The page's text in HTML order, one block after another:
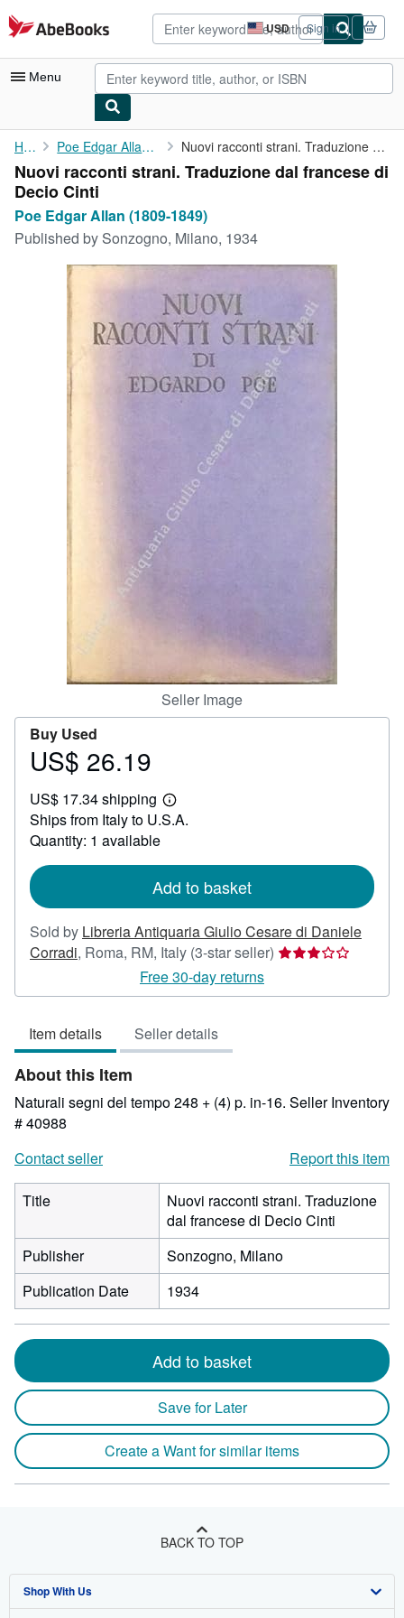
Skip to main content
AbeBooks.com USD
Site
shopping
preferences
Sign in
Menu
My Account
My Purchases
Advanced Search
Browse Collections
Rare Books
Start Selling
CLOSE
Home Poe Edgar Allan (1809-1849) Nuovi racconti strani. Traduzione dal francese di Decio Cinti
Nuovi racconti strani. Traduzione dal francese di
Decio Cinti
Poe Edgar Allan (1809-1849)
Published by Sonzogno, Milano, 1934
Seller Image
Buy Used
Price
26.19
US$ 26.19
US$ 17.34 shipping
Learn
more
Ships from Italy to U.S.A.
Quantity: 1 available
Add to basket
Sold by Libreria Antiquaria Giulio Cesare di Daniele
Corradi, Roma, RM, Italy (3-star seller) Seller
3
Free 30-day returns
Item details Seller details
About this Item
Naturali segni del tempo 248 + (4) p. in-16. Seller Inventory
# 40988
Contact seller
Report this item
Title
Nuovi racconti strani. Traduzione
dal francese di Decio Cinti
Publisher
Sonzogno, Milano
Publication Date
1934
Add to basket
Save for Later
Create a Want for similar items
BACK TO TOP
Shop With Us